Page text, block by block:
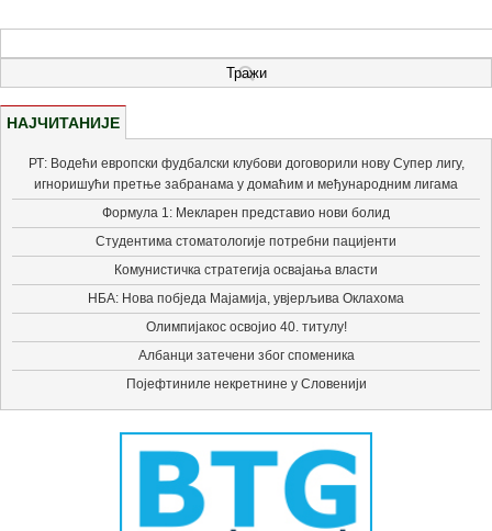
НАЈЧИТАНИЈЕ
РТ: Водећи европски фудбалски клубови договорили нову Супер лигу,
игноришући претње забранама у домаћим и међународним лигама
Формула 1: Мекларен представио нови болид
Студентима стоматологије потребни пацијенти
Комунистичка стратегија освајања власти
НБА: Нова побједа Мајамија, увјерљива Оклахома
Олимпијакос освојио 40. титулу!
Албанци затечени због споменика
Појефтиниле некретнине у Словенији